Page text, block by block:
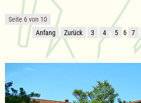
Seite 6 von 10
Anfang
Zurück 3 4 5 6 7